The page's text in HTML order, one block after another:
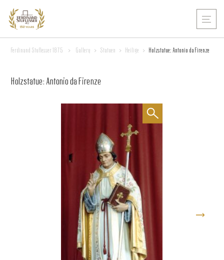
Ferdinand Stuflesser 1875 > Gallery > Statuen > Heilige > Holzstatue: Antonio da Firenze
Holzstatue: Antonio da Firenze